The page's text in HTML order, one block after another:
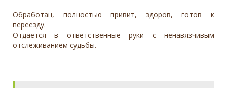
Обработан, полностью привит, здоров, готов к
переезду.
Отдается в ответственные руки с ненавязчивым
отслеживанием судьбы.